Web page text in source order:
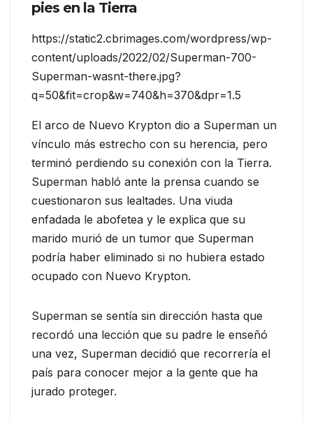
pies en la Tierra
https://static2.cbrimages.com/wordpress/wp-
content/uploads/2022/02/Superman-700-
Superman-wasnt-there.jpg?
q=50&fit=crop&w=740&h=370&dpr=1.5
El arco de Nuevo Krypton dio a Superman un
vínculo más estrecho con su herencia, pero
terminó perdiendo su conexión con la Tierra.
Superman habló ante la prensa cuando se
cuestionaron sus lealtades. Una viuda
enfadada le abofetea y le explica que su
marido murió de un tumor que Superman
podría haber eliminado si no hubiera estado
ocupado con Nuevo Krypton.
Superman se sentía sin dirección hasta que
recordó una lección que su padre le enseñó
una vez, Superman decidió que recorrería el
país para conocer mejor a la gente que ha
jurado proteger.